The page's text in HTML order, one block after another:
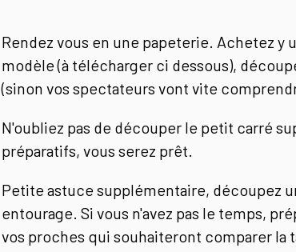
Rendez vous en une papeterie. Achetez
modèle (à télécharger ci dessous),
(sinon vos spectateurs vont vite
N'oubliez pas de découper le petit carré
préparatifs, vous serez prêt.
Petite astuce supplémentaire, découpez
entourage. Si vous n'avez pas le temps,
vos proches qui souhaiteront comparer la